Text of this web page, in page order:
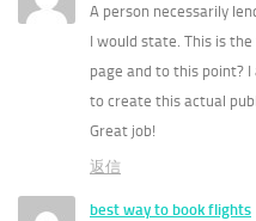
A person necessarily
I would state. This is
page and to this point?
to create this actual
Great job!
返信
best way to book flights